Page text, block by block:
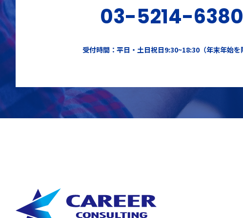
03-5214-6380
受付時間：平日・土日祝日9:30~18:30（年末年始を